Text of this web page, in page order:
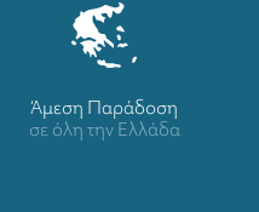
Άμεση Παράδοση
σε όλη την Ελλάδα